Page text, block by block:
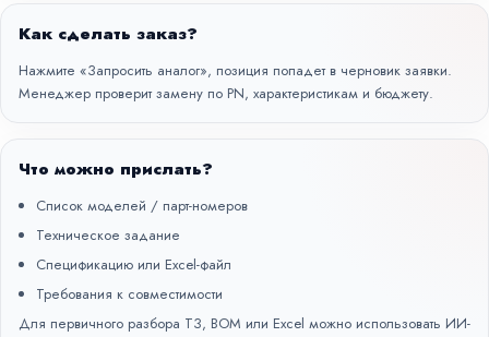
Как сделать заказ?
Нажмите «Запросить аналог», позиция попадет в черновик заявки.
Менеджер проверит замену по PN, характеристикам и бюджету.
Что можно прислать?
Список моделей / парт-номеров
Техническое задание
Спецификацию или Excel-файл
Требования к совместимости
Для первичного разбора ТЗ, BOM или Excel можно использовать ИИ-